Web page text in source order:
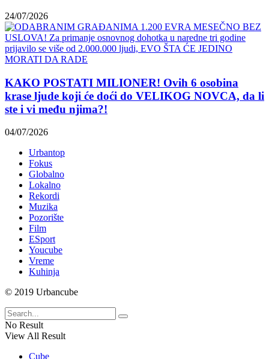
24/07/2026
KAKO POSTATI MILIONER! Ovih 6 osobina
krase ljude koji će doći do VELIKOG NOVCA, da li
ste i vi među njima?!
04/07/2026
Urbantop
Fokus
Globalno
Lokalno
Rekordi
Muzika
Pozorište
Film
ESport
Youcube
Vreme
Kuhinja
© 2019 Urbancube
No Result
View All Result
Cube